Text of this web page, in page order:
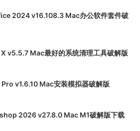
2024 v16.108.3 Mac办公软件套件破
v5.5.7 Mac最好的系统清理工具破解版
v1.6.10 Mac安装模拟器破解版
2026 v27.8.0 Mac M1破解版下载